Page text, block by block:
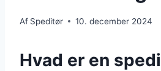
Af Speditør 10. december 2024
Hvad er en